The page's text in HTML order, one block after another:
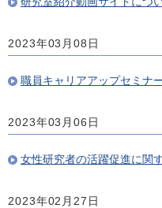
2023年03月08日
職員キャリアアップセミナ
2023年03月06日
女性研究者の活躍促進に関
2023年02月27日